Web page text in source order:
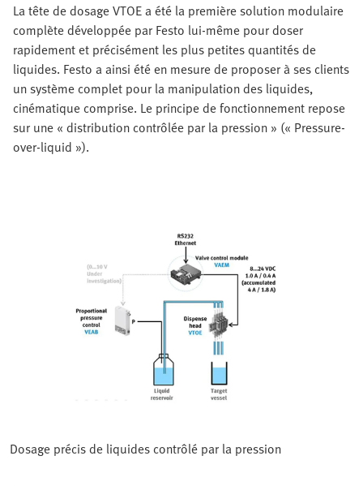
La tête de dosage VTOE a été la première solution modulaire
complète développée par Festo lui-même pour doser
rapidement et précisément les plus petites quantités de
liquides. Festo a ainsi été en mesure de proposer à ses clients
un système complet pour la manipulation des liquides,
cinématique comprise. Le principe de fonctionnement repose
sur une « distribution contrôlée par la pression » (« Pressure-
over-liquid »).
Dosage précis de liquides contrôlé par la pression